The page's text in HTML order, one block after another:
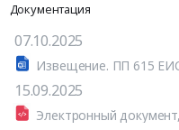
Документация
07.10.2025
Извещение. ПП 615
15.09.2025